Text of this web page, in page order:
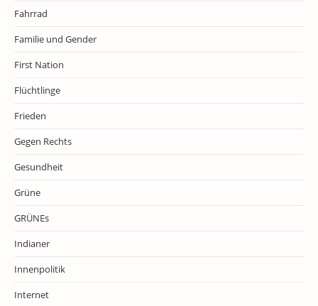
Fahrrad
Familie und Gender
First Nation
Flüchtlinge
Frieden
Gegen Rechts
Gesundheit
Grüne
GRÜNEs
Indianer
Innenpolitik
Internet